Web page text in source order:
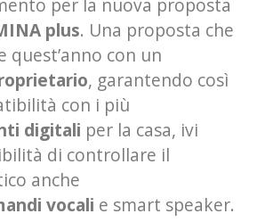
plus. Una proposta che
quest’anno con un
, garantendo così
con i più
digitali per la casa, ivi
di controllare il
anche
vocali e smart speaker.